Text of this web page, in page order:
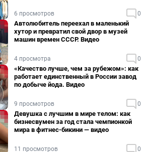
6 просмотров 0
Автолюбитель переехал в маленький
хутор и превратил свой двор в музей
машин времен СССР. Видео
4 просмотра 0
«Качество лучше, чем за рубежом»: как
работает единственный в России завод
по добыче йода. Видео
9 просмотров 0
Девушка с лучшим в мире телом: как
бизнесвумен за год стала чемпионкой
мира в фитнес-бикини — видео
11 просмотров 0